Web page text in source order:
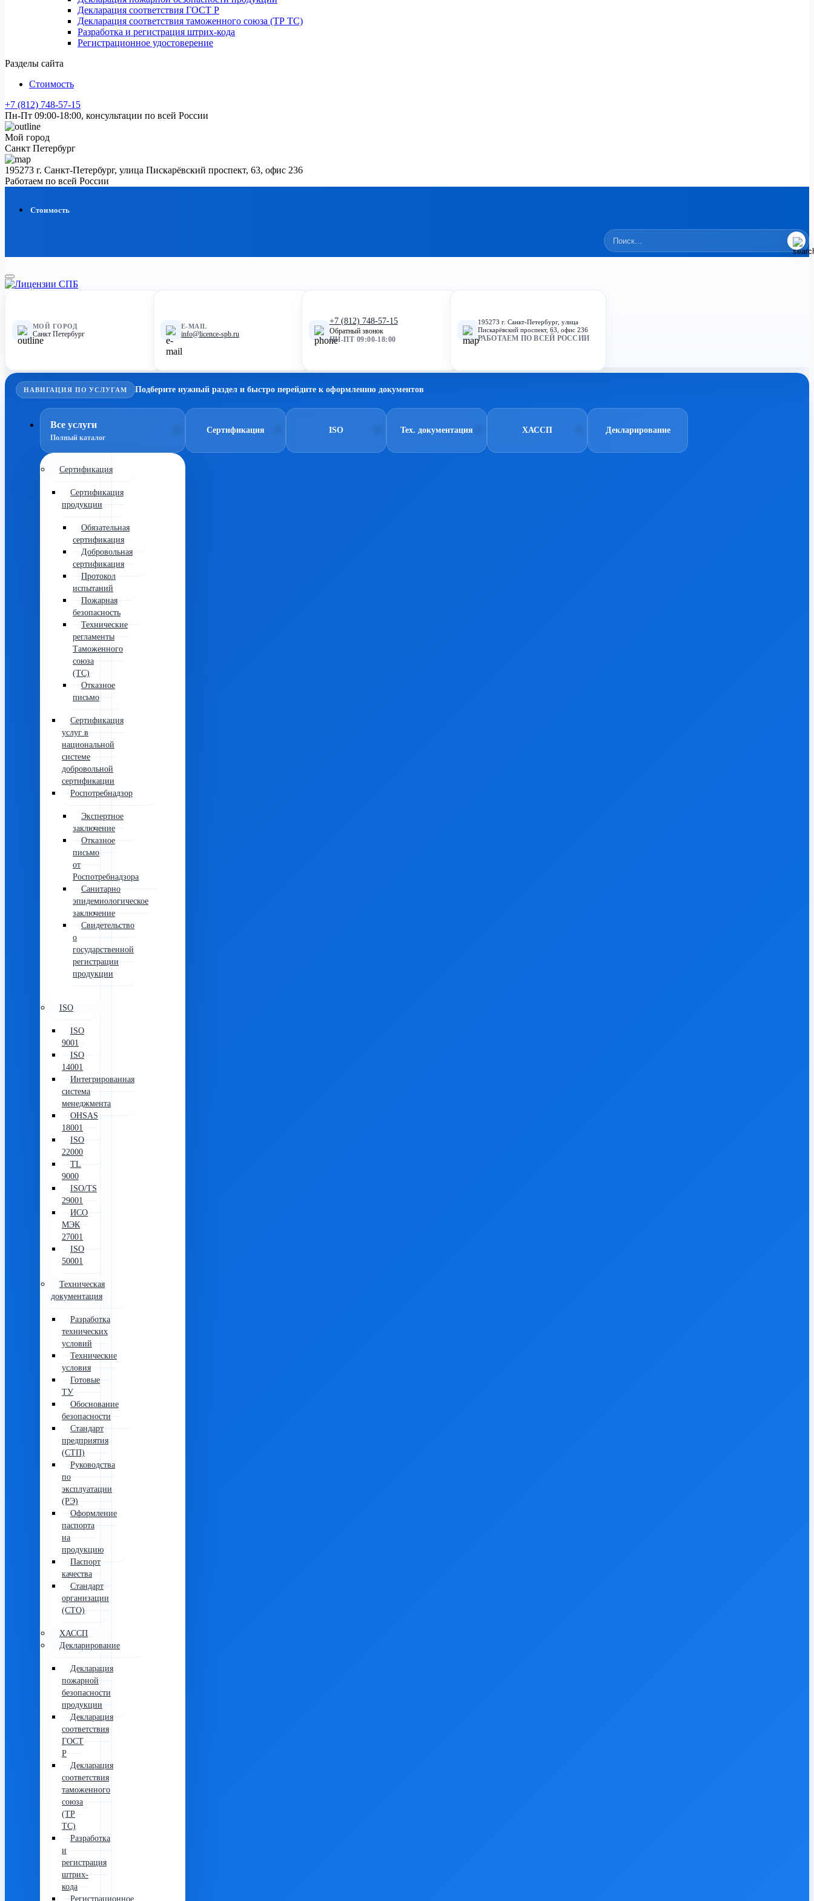
Декларация соответствия ГОСТ Р
Декларация соответствия таможенного союза (ТР ТС)
Разработка и регистрация штрих-кода
Регистрационное удостоверение
Разделы сайта
Стоимость
+7 (812) 748-57-15
Пн-Пт 09:00-18:00, консультации по всей России
Мой город
Санкт Петербург
195273 г. Санкт-Петербург, улица Пискарёвский проспект, 63, офис 236
Работаем по всей России
Стоимость
МОЙ ГОРОД
Санкт Петербург
E-MAIL
info@licence-spb.ru
+7 (812) 748-57-15
Обратный звонок
ПН-ПТ 09:00-18:00
195273 г. Санкт-Петербург, улица
Пискарёвский проспект, 63, офис 236
РАБОТАЕМ ПО ВСЕЙ РОССИИ
НАВИГАЦИЯ ПО УСЛУГАМ Подберите нужный раздел и быстро перейдите к оформлению документов
Все услуги
Полный каталог
Сертификация
Сертификация
продукции
Обязательная
сертификация
Добровольная
сертификация
Протокол
испытаний
Пожарная
безопасность
Технические
регламенты
Таможенного
союза
(ТС)
Отказное
письмо
Сертификация
услуг в
национальной
системе
добровольной
сертификации
Роспотребнадзор
Экспертное
заключение
Отказное
письмо
от
Роспотребнадзора
Санитарно
эпидемиологическое
заключение
Свидетельство
о
государственной
регистрации
продукции
ISO
ISO
9001
ISO
14001
Интегрированная
система
менеджмента
OHSAS
18001
ISO
22000
TL
9000
ISO/TS
29001
ИСО
МЭК
27001
ISO
50001
Техническая
документация
Разработка
технических
условий
Технические
условия
Готовые
ТУ
Обоснование
безопасности
Стандарт
предприятия
(СТП)
Руководства
по
эксплуатации
(РЭ)
Оформление
паспорта
на
продукцию
Паспорт
качества
Стандарт
организации
(СТО)
ХАССП
Декларирование
Декларация
пожарной
безопасности
продукции
Декларация
соответствия
ГОСТ
Р
Декларация
соответствия
таможенного
союза
(ТР
ТС)
Разработка
и
регистрация
штрих-
кода
Регистрационное
Сертификация ISO Тех. документация ХАССП Декларирование